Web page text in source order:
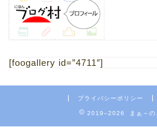
[foogallery id=”4711″]
プライバシーポリシー
2019–2026 まぁ～の
4.フリ